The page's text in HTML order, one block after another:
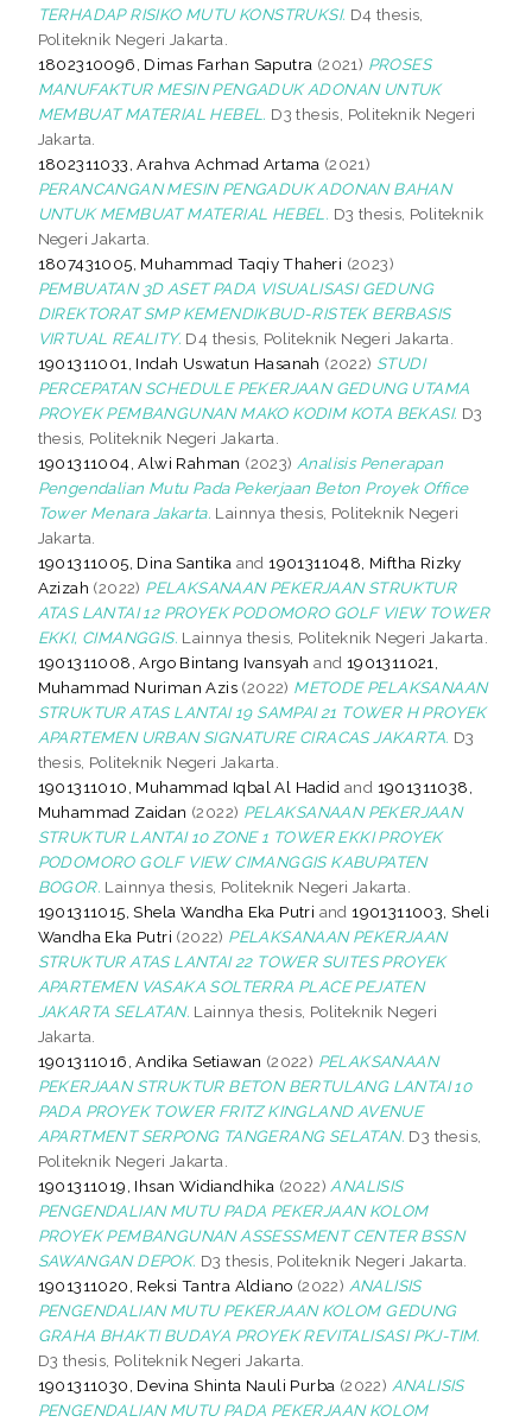
TERHADAP RISIKO MUTU KONSTRUKSI. D4 thesis,
Politeknik Negeri Jakarta.
1802310096, Dimas Farhan Saputra (2021) PROSES
MANUFAKTUR MESIN PENGADUK ADONAN UNTUK
MEMBUAT MATERIAL HEBEL. D3 thesis, Politeknik Negeri
Jakarta.
1802311033, Arahva Achmad Artama (2021)
PERANCANGAN MESIN PENGADUK ADONAN BAHAN
UNTUK MEMBUAT MATERIAL HEBEL. D3 thesis, Politeknik
Negeri Jakarta.
1807431005, Muhammad Taqiy Thaheri (2023)
PEMBUATAN 3D ASET PADA VISUALISASI GEDUNG
DIREKTORAT SMP KEMENDIKBUD-RISTEK BERBASIS
VIRTUAL REALITY. D4 thesis, Politeknik Negeri Jakarta.
1901311001, Indah Uswatun Hasanah (2022) STUDI
PERCEPATAN SCHEDULE PEKERJAAN GEDUNG UTAMA
PROYEK PEMBANGUNAN MAKO KODIM KOTA BEKASI. D3
thesis, Politeknik Negeri Jakarta.
1901311004, Alwi Rahman (2023) Analisis Penerapan
Pengendalian Mutu Pada Pekerjaan Beton Proyek Office
Tower Menara Jakarta. Lainnya thesis, Politeknik Negeri
Jakarta.
1901311005, Dina Santika and1901311048, Miftha Rizky
Azizah (2022) PELAKSANAAN PEKERJAAN STRUKTUR
ATAS LANTAI 12 PROYEK PODOMORO GOLF VIEW TOWER
EKKI, CIMANGGIS. Lainnya thesis, Politeknik Negeri Jakarta.
1901311008, Argo Bintang Ivansyah and 1901311021,
Muhammad Nuriman Azis (2022) METODE PELAKSANAAN
STRUKTUR ATAS LANTAI 19 SAMPAI 21 TOWER H PROYEK
APARTEMEN URBAN SIGNATURE CIRACAS JAKARTA. D3
thesis, Politeknik Negeri Jakarta.
1901311010, Muhammad Iqbal Al Hadid and 1901311038,
Muhammad Zaidan (2022) PELAKSANAAN PEKERJAAN
STRUKTUR LANTAI 10 ZONE 1 TOWER EKKI PROYEK
PODOMORO GOLF VIEW CIMANGGIS KABUPATEN
BOGOR. Lainnya thesis, Politeknik Negeri Jakarta.
1901311015, Shela Wandha Eka Putri and1901311003, Sheli
Wandha Eka Putri (2022) PELAKSANAAN PEKERJAAN
STRUKTUR ATAS LANTAI 22 TOWER SUITES PROYEK
APARTEMEN VASAKA SOLTERRA PLACE PEJATEN
JAKARTA SELATAN. Lainnya thesis, Politeknik Negeri
Jakarta.
1901311016, Andika Setiawan (2022) PELAKSANAAN
PEKERJAAN STRUKTUR BETON BERTULANG LANTAI 10
PADA PROYEK TOWER FRITZ KINGLAND AVENUE
APARTMENT SERPONG TANGERANG SELATAN. D3 thesis,
Politeknik Negeri Jakarta.
1901311019, Ihsan Widiandhika (2022) ANALISIS
PENGENDALIAN MUTU PADA PEKERJAAN KOLOM
PROYEK PEMBANGUNAN ASSESSMENT CENTER BSSN
SAWANGAN DEPOK. D3 thesis, Politeknik Negeri Jakarta.
1901311020, Reksi Tantra Aldiano (2022) ANALISIS
PENGENDALIAN MUTU PEKERJAAN KOLOM GEDUNG
GRAHA BHAKTI BUDAYA PROYEK REVITALISASI PKJ-TIM.
D3 thesis, Politeknik Negeri Jakarta.
1901311030, Devina Shinta Nauli Purba (2022) ANALISIS
PENGENDALIAN MUTU PADA PEKERJAAN KOLOM